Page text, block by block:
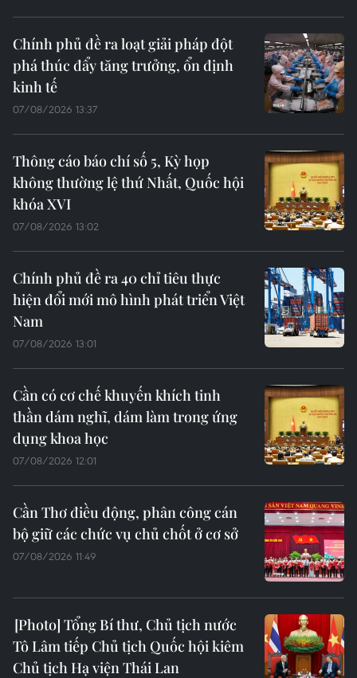
Chính phủ đề ra loạt giải pháp đột
phá thúc đẩy tăng trưởng, ổn định
kinh tế
07/08/2026 13:37
Thông cáo báo chí số 5, Kỳ họp
không thường lệ thứ Nhất, Quốc hội
khóa XVI
07/08/2026 13:02
Chính phủ đề ra 40 chỉ tiêu thực
hiện đổi mới mô hình phát triển Việt
Nam
07/08/2026 13:01
Cần có cơ chế khuyến khích tinh
thần dám nghĩ, dám làm trong ứng
dụng khoa học
07/08/2026 12:01
Cần Thơ điều động, phân công cán
bộ giữ các chức vụ chủ chốt ở cơ sở
07/08/2026 11:49
Tổng Bí thư, Chủ tịch nước
Tô Lâm tiếp Chủ tịch Quốc hội kiêm
Chủ tịch Hạ viện Thái Lan